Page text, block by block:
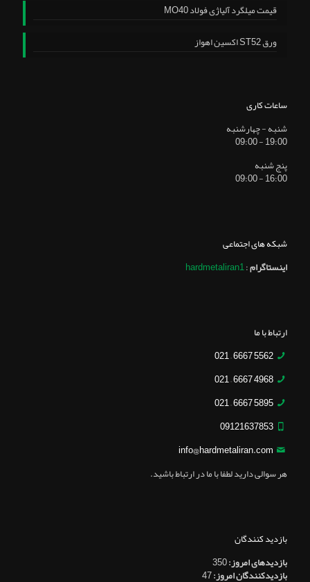
قیمت میلگرد آلیاژی فولاد MO40
ورق ST52 اکسین اهواز
ساعات کاری
شنبه - چهارشنبه
19:00 - 09:00
پنج شنبه
16:00 - 09:00
شبکه های اجتماعی
اینستاگرام:
hardmetaliran1
ارتباط با ما
5562 6667 – 021
4968 6667 – 021
5895 6667 – 021
09121637853
info@hardmetaliran.com
هر سوالی دارید لطفا با ما در ارتباط باشید.
بازدید کنندگان
بازدیدهای امروز:350
بازدیدکنندگان امروز:47